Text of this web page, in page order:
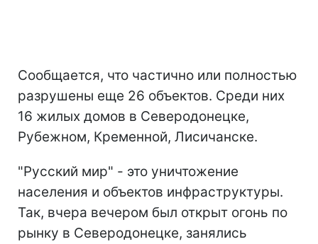
Сообщается, что частично или полностью
разрушены еще 26 объектов. Среди них
16 жилых домов в Северодонецке,
Рубежном, Кременной, Лисичанске.
"Русский мир" - это уничтожение
населения и объектов инфраструктуры.
Так, вчера вечером был открыт огонь по
рынку в Северодонецке, занялись